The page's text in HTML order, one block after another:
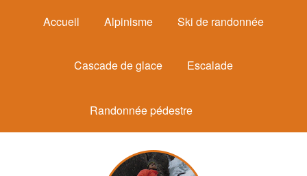
Accueil Alpinisme Ski de randonnée
Cascade de glace Escalade
Randonnée pédestre